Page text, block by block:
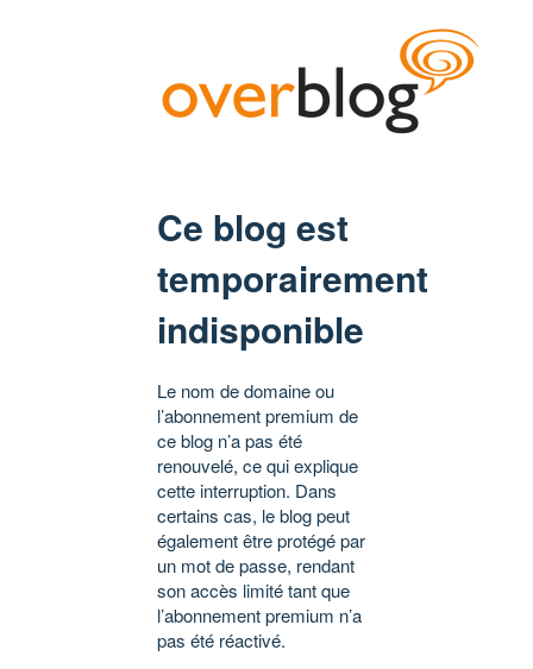
Ce blog est
temporairement
indisponible
Le nom de domaine ou
l’abonnement premium de
ce blog n’a pas été
renouvelé, ce qui explique
cette interruption. Dans
certains cas, le blog peut
également être protégé par
un mot de passe, rendant
son accès limité tant que
l’abonnement premium n’a
pas été réactivé.